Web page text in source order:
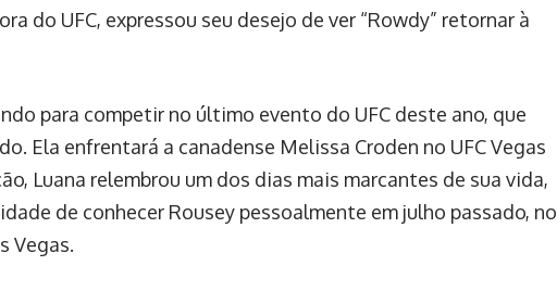
do UFC, expressou seu desejo de ver “Rowdy” retornar à
para competir no último evento do UFC deste ano, que
Ela enfrentará a canadense Melissa Croden no UFC Vegas
Luana relembrou um dos dias mais marcantes de sua vida,
de conhecer Rousey pessoalmente em julho passado, no
Vegas.